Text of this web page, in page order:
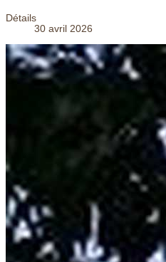
Détails
30 avril 2026